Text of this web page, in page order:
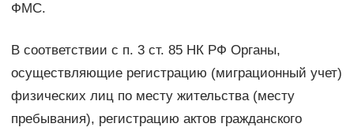
ФМС.
В соответствии с п. 3 ст. 85 НК РФ Органы,
осуществляющие регистрацию (миграционный учет)
физических лиц по месту жительства (месту
пребывания), регистрацию актов гражданского